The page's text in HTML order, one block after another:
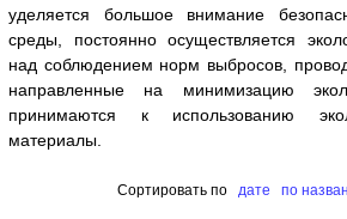
уделяется большое внимание
среды, постоянно осуществляется
над соблюдением норм выбросов,
направленные на минимизацию
принимаются к использованию
материалы.
Сортировать по дате по